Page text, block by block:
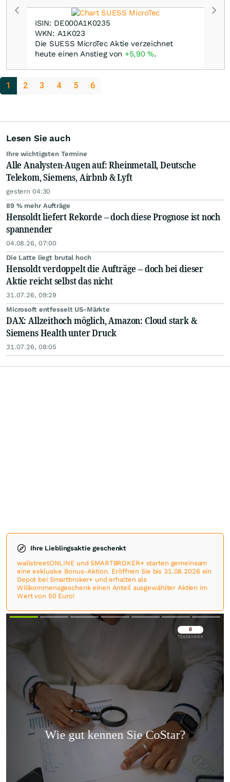
ISIN: DE000A1K0235
WKN: A1K023
Die SUESS MicroTec Aktie verzeichnet
heute einen Anstieg von +5,90%.
1 2 3 4 5 6
Lesen Sie auch
Ihre wichtigsten Termine
Alle Analysten-Augen auf: Rheinmetall, Deutsche
Telekom, Siemens, Airbnb & Lyft
gestern 04:30
89 % mehr Aufträge
Hensoldt liefert Rekorde – doch diese Prognose ist noch
spannender
04.08.26, 07:00
Die Latte liegt brutal hoch
Hensoldt verdoppelt die Aufträge – doch bei dieser
Aktie reicht selbst das nicht
31.07.26, 09:29
Microsoft entfesselt US-Märkte
DAX: Allzeithoch möglich, Amazon: Cloud stark &
Siemens Health unter Druck
31.07.26, 08:05
Ihre Lieblingsaktie geschenkt
wallstreetONLINE und SMARTBROKER+ starten gemeinsam
eine exklusive Bonus-Aktion. Eröffnen Sie bis 31.08.2026 ein
Depot bei Smartbroker+ und erhalten als
Willkommensgeschenk einen Anteil ausgewählter Aktien im
Wert von 50 Euro!
Überspringen